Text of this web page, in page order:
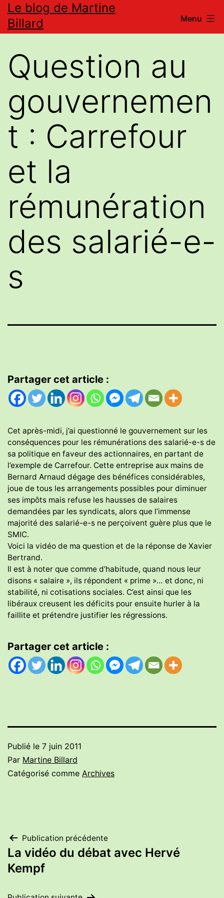
Aller
au
Le blog de Martine
Billard
Menu
Question au
gouvernemen
t : Carrefour
et la
rémunération
des salarié-e-
s
Partager cet article :
Cet après-midi, j’ai questionné le gouvernement sur les
conséquences pour les rémunérations des salarié-e-s de
sa politique en faveur des actionnaires, en partant de
l’exemple de Carrefour. Cette entreprise aux mains de
Bernard Arnaud dégage des bénéfices considérables,
joue de tous les arrangements possibles pour diminuer
ses impôts mais refuse les hausses de salaires
demandées par les syndicats, alors que l’immense
majorité des salarié-e-s ne perçoivent guère plus que le
SMIC.
Voici la vidéo de ma question et de la réponse de Xavier
Bertrand.
Il est à noter que comme d’habitude, quand nous leur
disons « salaire », ils répondent « prime »… et donc, ni
stabilité, ni cotisations sociales. C’est ainsi que les
libéraux creusent les déficits pour ensuite hurler à la
faillite et prétendre justifier les régressions.
Partager cet article :
Publié le 7 juin 2011
Par Martine Billard
Catégorisé comme Archives
Navigation
de
l’article
Publication précédente
La vidéo du débat avec Hervé
Kempf